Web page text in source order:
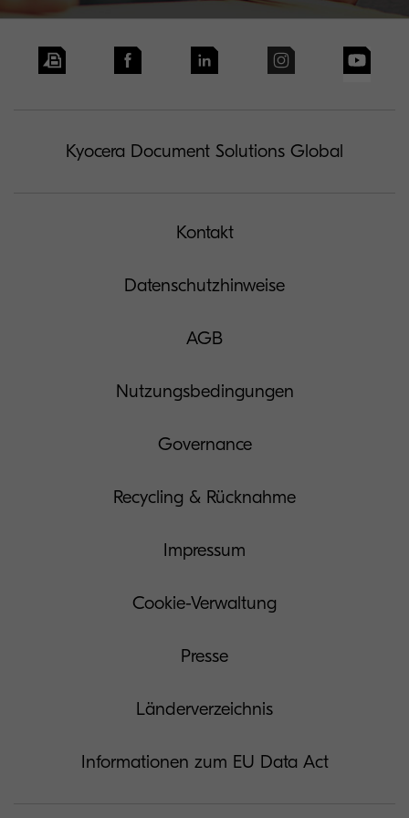
Kyocera Document Solutions Global
Kontakt
Datenschutzhinweise
AGB
Nutzungsbedingungen
Governance
Recycling & Rücknahme
Impressum
Cookie-Verwaltung
Presse
Länderverzeichnis
Informationen zum EU Data Act